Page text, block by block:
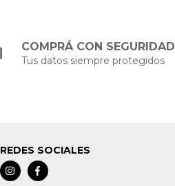
COMPRÁ CON SEGURIDAD
Tus datos siempre protegidos
REDES SOCIALES